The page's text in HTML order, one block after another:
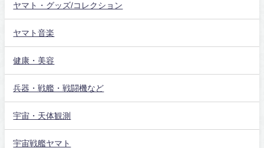
ヤマト・グッズ/コレクション
ヤマト音楽
健康・美容
兵器・戦艦・戦闘機など
宇宙・天体観測
宇宙戦艦ヤマト